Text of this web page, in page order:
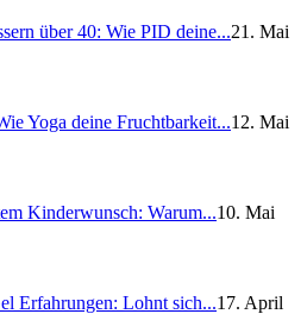
über 40: Wie PID dei­ne...21. Mai
Yoga dei­ne Frucht­bar­keit...12. Mai
Kin­der­wunsch: War­um...10. Mai
Erfah­run­gen: Lohnt sich...17. April